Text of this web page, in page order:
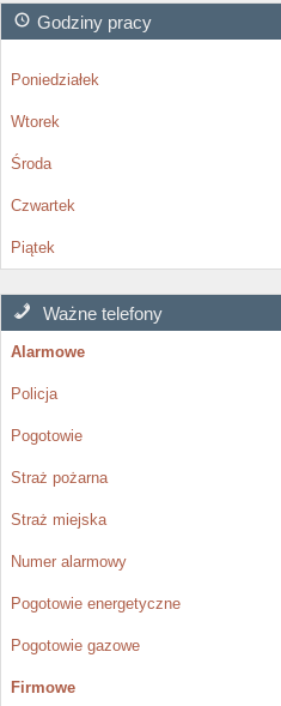
Godziny pracy
Poniedziałek
Wtorek
Środa
Czwartek
Piątek
Ważne telefony
Alarmowe
Policja
Pogotowie
Straż pożarna
Straż miejska
Numer alarmowy
Pogotowie energetyczne
Pogotowie gazowe
Firmowe